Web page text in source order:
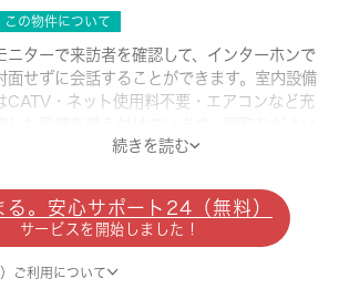
この物件について
ニターで来訪者を確認して、インターホンで
面せずに会話することができます。室内設備
CATV・ネット使用料不要・エアコンなど充
部屋よりワンルームで広さのある部屋で開放感
件です。バスルームとトイレが分かれていま
。管理人が巡回するアパートです。井土ヶ谷
近くでなら、交通面で不自由のない暮らしがで
るでしょう。まずは 城南コミュニティにお
続きを読む
る。安心サポート24（無料）
サービスを開始しました！
ご利用について